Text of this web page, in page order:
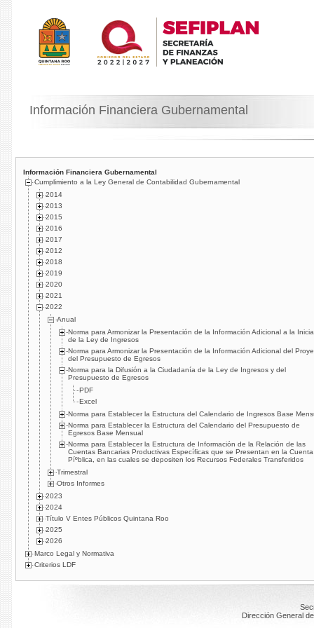
Información Financiera Gubernamental
Información Financiera Gubernamental
Cumplimiento a la Ley General de Contabilidad Gubernamental
2014
2013
2015
2016
2017
2012
2018
2019
2020
2021
2022
Anual
Norma para Armonizar la Presentación de la Información Adicional a la
de la Ley de Ingresos
Norma para Armonizar la Presentación de la Información Adicional del
del Presupuesto de Egresos
Norma para la Difusión a la Ciudadaní­a de la Ley de Ingresos y del
Presupuesto de Egresos
PDF
Excel
Norma para Establecer la Estructura del Calendario de Ingresos Base
Norma para Establecer la Estructura del Calendario del Presupuesto de
Egresos Base Mensual
Norma para Establecer la Estructura de Información de la Relación de las
Cuentas Bancarias Productivas Especí­ficas que se Presentan en la Cuenta
Píºblica, en las cuales se depositen los Recursos Federales Transferidos
Trimestral
Otros Informes
2023
2024
Título V Entes Públicos Quintana Roo
2025
2026
Marco Legal y Normativa
Criterios LDF
Dirección General